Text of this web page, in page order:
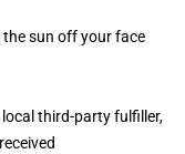
the sun off your face
third-party fulfiller,